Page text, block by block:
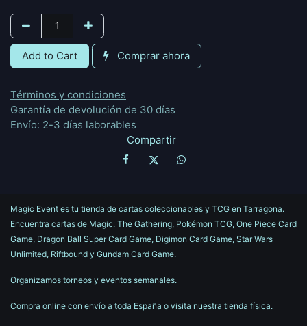
Add to Cart Comprar ahora
Términos y condiciones
Garantía de devolución de 30 días
Envío: 2-3 días laborables
Compartir
Magic Event es tu tienda de cartas coleccionables y TCG en Tarragona.
Encuentra cartas de Magic: The Gathering, Pokémon TCG, One Piece Card
Game, Dragon Ball Super Card Game, Digimon Card Game, Star Wars
Unlimited, Riftbound y Gundam Card Game.
Organizamos torneos y eventos semanales.
Compra online con envío a toda España o visita nuestra tienda física.